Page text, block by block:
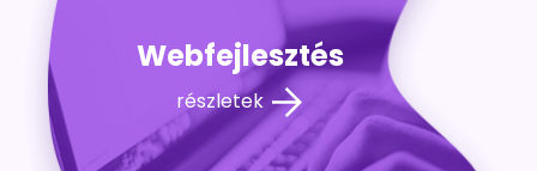
Webfejlesztés
részletek